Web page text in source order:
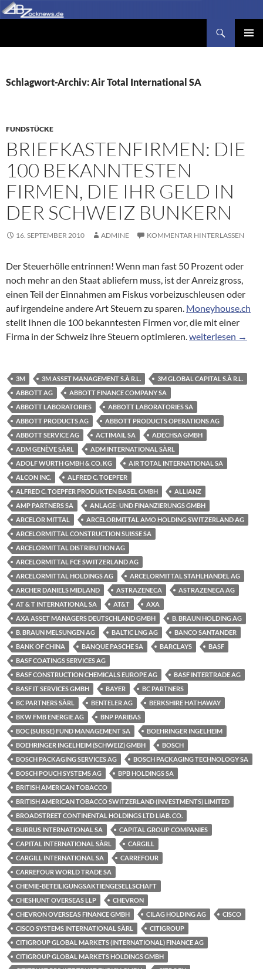
Zum
Inhalt
Schlagwort-Archiv: Air Total International SA
FUNDSTÜCKE
BRIEFKASTENFIRMEN: DIE
100 BEKANNTESTEN
FIRMEN, DIE IHR GELD IN
DER SCHWEIZ BUNKERN
16. SEPTEMBER 2010 ADMINE KOMMENTAR HINTERLASSEN
Der Steuerhölle entrinnen! Wenn man fast 50 Prozent oder
noch mehr an den Staat abliefern muss, ist der Anreiz gross,
einen Teil der Einnahmen am Fiskus vorbeizuschleusen oder
auf irgendeine andere Art Steuern zu sparen. Moneyhouse.ch
stellt Ihnen die 100 bekanntesten Firmen vor, die mit einer
Firma in der Schweiz ihre Steuern optimieren.weiterlesen →
3M 3M ASSET MANAGEMENT S.À R.L.
3M GLOBAL CAPITAL S.À R.L.
ABBOTT AG
ABBOTT FINANCE COMPANY SA
ABBOTT LABORATORIES
ABBOTT LABORATORIES SA
ABBOTT PRODUCTS AG
ABBOTT PRODUCTS OPERATIONS AG
ABBOTT SERVICE AG
ACTIMAIL SA
ADECHSA GMBH
ADM GENÈVE SÀRL
ADM INTERNATIONAL SÀRL
ADOLF WÜRTH GMBH & CO. KG
AIR TOTAL INTERNATIONAL SA
ALCON INC.
ALFRED C. TOEPFER
ALFRED C. TOEPFER PRODUKTEN BASEL GMBH
ALLIANZ
AMP PARTNERS SA
ANLAGE- UND FINANZIERUNGS GMBH
ARCELOR MITTAL
ARCELORMITTAL AMO HOLDING SWITZERLAND AG
ARCELORMITTAL CONSTRUCTION SUISSE SA
ARCELORMITTAL DISTRIBUTION AG
ARCELORMITTAL FCE SWITZERLAND AG
ARCELORMITTAL HOLDINGS AG
ARCELORMITTAL STAHLHANDEL AG
ARCHER DANIELS MIDLAND
ASTRAZENECA
ASTRAZENECA AG
AT & T INTERNATIONAL SA
AT&T
AXA
AXA ASSET MANAGERS DEUTSCHLAND GMBH
B. BRAUN HOLDING AG
B. BRAUN MELSUNGEN AG
BALTIC LNG AG
BANCO SANTANDER
BANK OF CHINA
BANQUE PASCHE SA BARCLAYS
BASF
BASF COATINGS SERVICES AG
BASF CONSTRUCTION CHEMICALS EUROPE AG
BASF INTERTRADE AG
BASF IT SERVICES GMBH
BAYER
BC PARTNERS
BC PARTNERS SÀRL
BENTELER AG
BERKSHIRE HATHAWAY
BKW FMB ENERGIE AG
BNP PARIBAS
BOC (SUISSE) FUND MANAGEMENT SA
BOEHRINGER INGELHEIM
BOEHRINGER INGELHEIM (SCHWEIZ) GMBH
BOSCH
BOSCH PACKAGING SERVICES AG
BOSCH PACKAGING TECHNOLOGY SA
BOSCH POUCH SYSTEMS AG
BPB HOLDINGS SA
BRITISH AMERICAN TOBACCO
BRITISH AMERICAN TOBACCO SWITZERLAND (INVESTMENTS) LIMITED
BROADSTREET CONTINENTAL HOLDINGS LTD LIAB. CO.
BURRUS INTERNATIONAL SA
CAPITAL GROUP COMPANIES
CAPITAL INTERNATIONAL SÀRL
CARGILL
CARGILL INTERNATIONAL SA
CARREFOUR
CARREFOUR WORLD TRADE SA
CHEMIE-BETEILIGUNGSAKTIENGESELLSCHAFT
CHESHUNT OVERSEAS LLP
CHEVRON
CHEVRON OVERSEAS FINANCE GMBH
CILAG HOLDING AG
CISCO
CISCO SYSTEMS INTERNATIONAL SÀRL
CITIGROUP
CITIGROUP GLOBAL MARKETS (INTERNATIONAL) FINANCE AG
CITIGROUP GLOBAL MARKETS HOLDINGS GMBH